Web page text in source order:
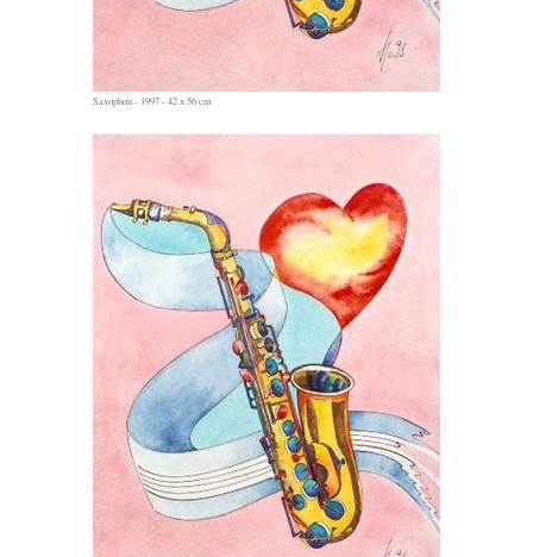
Saxophon - 1997 - 42 x 56 cm